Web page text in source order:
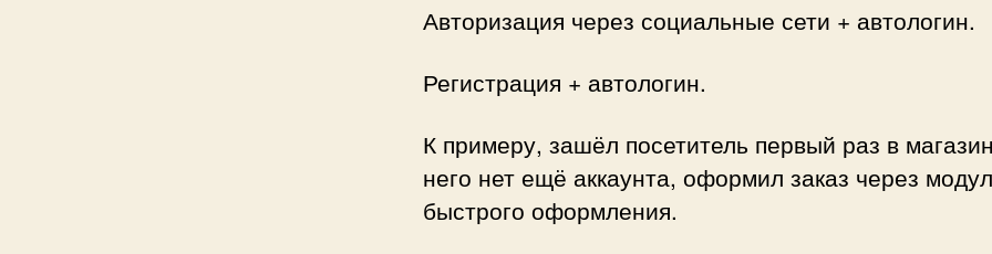
Авторизация через социальные сети + автологин.
Регистрация + автологин.
К примеру, зашёл посетитель первый раз в
него нет ещё аккаунта, оформил заказ через
быстрого оформления.